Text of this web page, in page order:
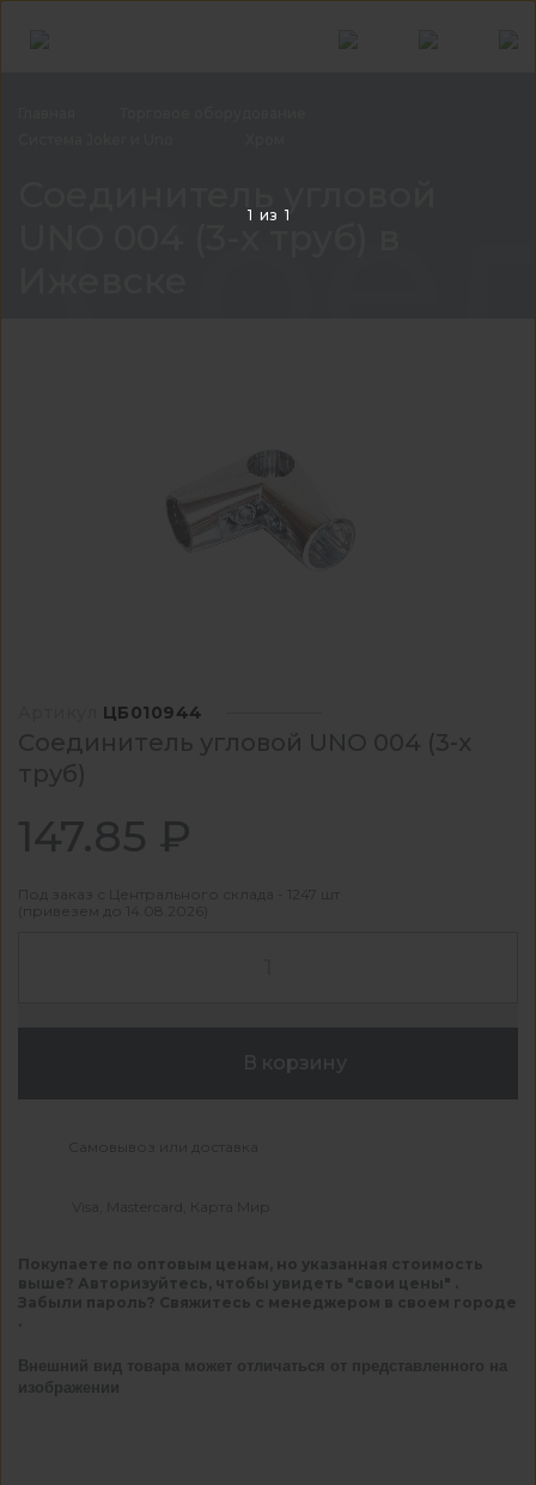
ЦБ010944
Соединитель угловой UNO 004 (3-х
труб)
147.85 ₽
Под заказ с Центрального склада - 1247 шт
(привезем до 14.08.2026)
В корзину
Самовывоз или доставка
Visa, Mastercard, Карта Мир
Покупаете по оптовым ценам, но указанная стоимость
выше? Авторизуйтесь, чтобы увидеть "свои цены" .
Забыли пароль? Свяжитесь с менеджером в своем городе
Внешний вид товара может отличаться от представленного на
изображении
1 из 1